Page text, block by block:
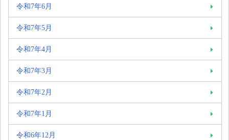
令和7年6月
令和7年5月
令和7年4月
令和7年3月
令和7年2月
令和7年1月
令和6年12月